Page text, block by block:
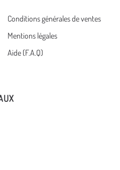
Conditions générales de ventes
Mentions légales
Aide (F.A.Q)